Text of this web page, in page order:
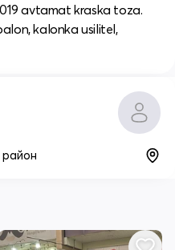
avtamat kraska toza.
kalonka usilitel,